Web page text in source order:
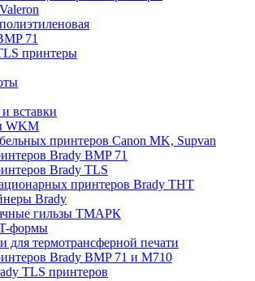
71
принтеры
вставки
WKM
принтеров Canon MK, Supvan
Brady BMP 71
Brady TLS
принтеров Brady THT
Brady
гильзы ТМАРК
формы
для термотрансферной печати
Brady BMP 71 и M710
TLS принтеров